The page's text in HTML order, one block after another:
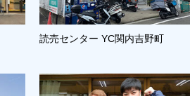
読売センター YC関内吉野町